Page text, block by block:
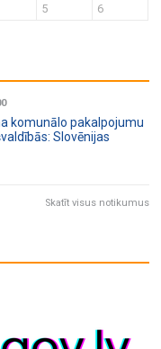
5 6
komunālo pakalpojumu
Slovēnijas
Skatīt visus notikumus